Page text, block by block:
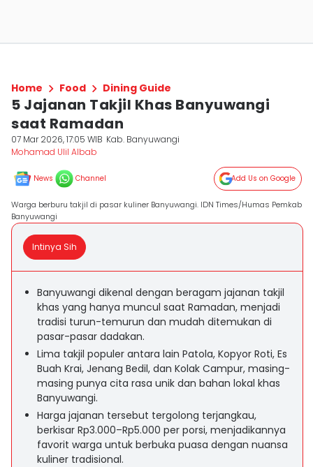
Home Food Dining Guide
5 Jajanan Takjil Khas Banyuwangi
saat Ramadan
07 Mar 2026, 17:05 WIB Kab. Banyuwangi
Mohamad Ulil Albab
News Channel Add Us on Google
Warga berburu takjil di pasar kuliner Banyuwangi. IDN Times/Humas Pemkab
Banyuwangi
Intinya Sih
Banyuwangi dikenal dengan beragam jajanan takjil
khas yang hanya muncul saat Ramadan, menjadi
tradisi turun-temurun dan mudah ditemukan di
pasar-pasar dadakan.
Lima takjil populer antara lain Patola, Kopyor Roti, Es
Buah Krai, Jenang Bedil, dan Kolak Campur, masing-
masing punya cita rasa unik dan bahan lokal khas
Banyuwangi.
Harga jajanan tersebut tergolong terjangkau,
berkisar Rp3.000–Rp5.000 per porsi, menjadikannya
favorit warga untuk berbuka puasa dengan nuansa
kuliner tradisional.